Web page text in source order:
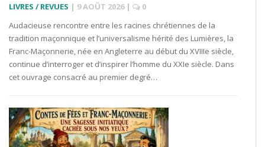
LIVRES / REVUES | 9 AOÛT 2026 |
0
Audacieuse rencontre entre les racines chrétiennes de la
tradition maçonnique et l’universalisme hérité des Lumières, la
Franc-Maçonnerie, née en Angleterre au début du XVIIIe siècle,
continue d’interroger et d’inspirer l’homme du XXIe siècle. Dans
cet ouvrage consacré au premier degré…